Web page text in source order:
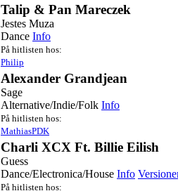
Talip & Pan Mareczek
Jestes Muza
Dance Info
På hitlisten hos:
Philip
Alexander Grandjean
Sage
Alternative/Indie/Folk Info
På hitlisten hos:
MathiasPDK
Charli XCX Ft. Billie Eilish
Guess
Dance/Electronica/House Info
På hitlisten hos: